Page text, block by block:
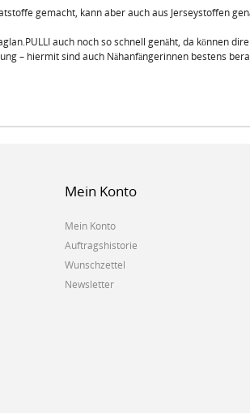
gemacht, kann aber auch aus Jerseystoffen
auch noch so schnell genäht, da können
– hiermit sind auch Nähanfängerinnen bestens
Mein Konto
Mein Konto
Auftragshistorie
Wunschzettel
Newsletter